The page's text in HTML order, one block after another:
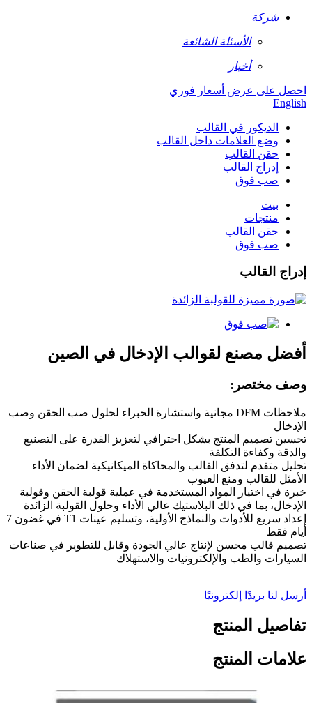
شركة
الأسئلة الشائعة
أخبار
احصل على عرض أسعار فوري
English
الديكور في القالب
وضع العلامات داخل القالب
حقن القالب
إدراج القالب
صب فوق
بيت
منتجات
حقن القالب
صب فوق
إدراج القالب
أفضل مصنع لقوالب الإدخال في الصين
وصف مختصر:
ملاحظات DFM مجانية واستشارة الخبراء لحلول صب الحقن وصب
الإدخال
تحسين تصميم المنتج بشكل احترافي لتعزيز القدرة على التصنيع
والدقة وكفاءة التكلفة
تحليل متقدم لتدفق القالب والمحاكاة الميكانيكية لضمان الأداء
الأمثل للقالب ومنع العيوب
خبرة في اختيار المواد المستخدمة في عملية قولبة الحقن وقولبة
الإدخال، بما في ذلك البلاستيك عالي الأداء وحلول القولبة الزائدة
إعداد سريع للأدوات والنماذج الأولية، وتسليم عينات T1 في غضون 7
أيام فقط
تصميم قالب محسن لإنتاج عالي الجودة وقابل للتطوير في صناعات
السيارات والطب والإلكترونيات والاستهلاك
أرسل لنا بريدًا إلكترونيًا
تفاصيل المنتج
علامات المنتج